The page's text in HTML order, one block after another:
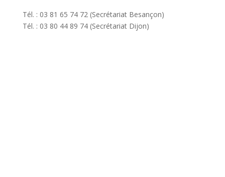
Tél. : 03 81 65 74 72 (Secrétariat Besançon)
Tél. : 03 80 44 89 74 (Secrétariat Dijon)